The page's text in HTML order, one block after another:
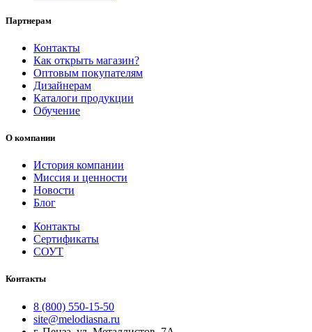
Партнерам
Контакты
Как открыть магазин?
Оптовым покупателям
Дизайнерам
Каталоги продукции
Обучение
О компании
История компании
Миссия и ценности
Новости
Блог
Контакты
Сертификаты
СОУТ
Контакты
8 (800) 550-15-50
site@melodiasna.ru